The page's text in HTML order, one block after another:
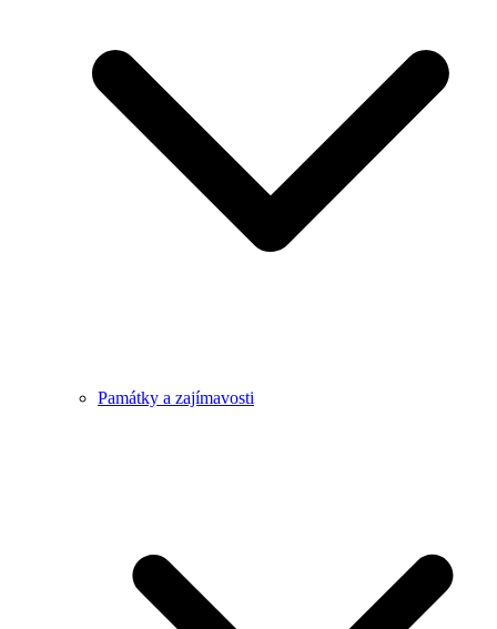
Památky a zajímavosti